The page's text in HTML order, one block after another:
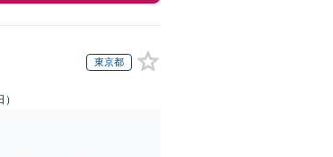
東京都